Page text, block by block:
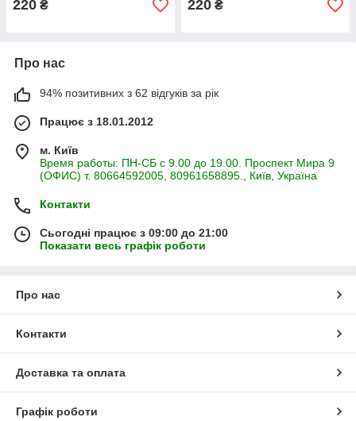
220 ₴ 220 ₴
Про нас
94% позитивних з 62 відгуків за рік
Працює з 18.01.2012
м. Київ
Время работы: ПН-СБ с 9.00 до 19.00. Проспект Мира 9
(ОФИС) т. 80664592005, 80961658895., Київ, Україна
Контакти
Сьогодні працює з 09:00 до 21:00
Показати весь графік роботи
Про нас
Контакти
Доставка та оплата
Графік роботи